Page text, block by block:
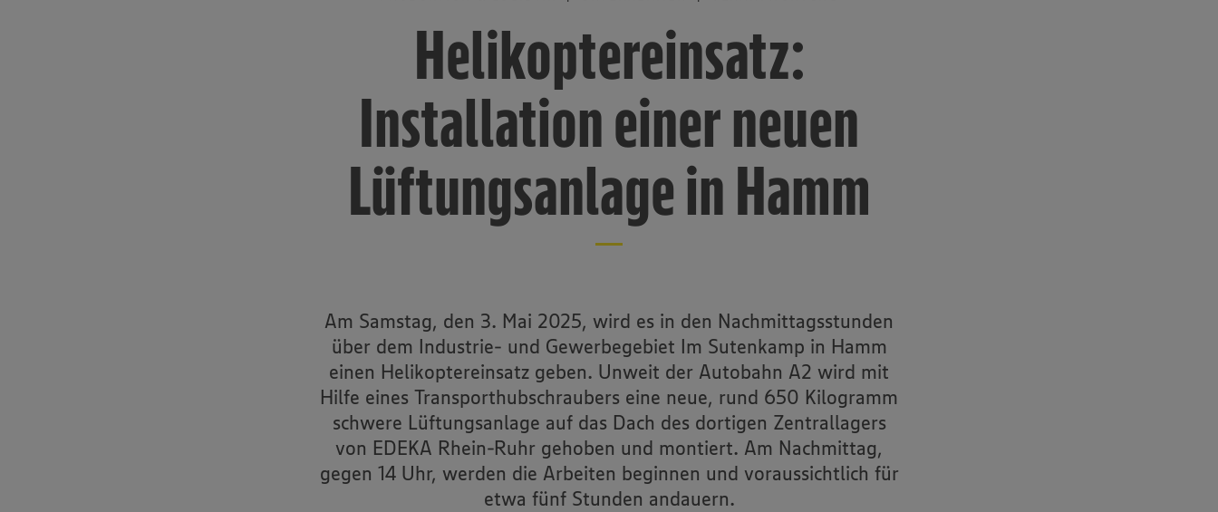
Helikoptereinsatz:
Installation einer neuen
Lüftungsanlage in Hamm
Am Samstag, den 3. Mai 2025, wird es in den Nachmittagsstunden
über dem Industrie- und Gewerbegebiet Im Sutenkamp in Hamm
einen Helikoptereinsatz geben. Unweit der Autobahn A2 wird mit
Hilfe eines Transporthubschraubers eine neue, rund 650 Kilogramm
schwere Lüftungsanlage auf das Dach des dortigen Zentrallagers
von EDEKA Rhein-Ruhr gehoben und montiert. Am Nachmittag,
gegen 14 Uhr, werden die Arbeiten beginnen und voraussichtlich für
etwa fünf Stunden andauern.